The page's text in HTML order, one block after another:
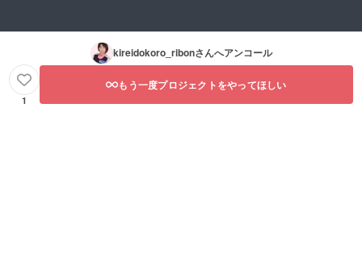
kireidokoro_ribonさんへアンコール
1
もう一度プロジェクトをやってほしい